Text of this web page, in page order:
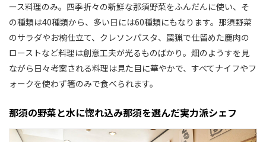
ース料理のみ。四季折々の新鮮な那須野菜をふんだんに使い、そ
の種類は40種類から、多い日には60種類にもなります。那須野菜
のサラダやお椀仕立て、クレソンパスタ、罠猟で仕留めた鹿肉の
ローストなど料理は創意工夫が光るものばかり。畑のようすを見
ながら日々考案される料理は見た目に華やかで、すべてナイフやフ
ォークを使わず箸のみで食べられます。
那須の野菜と水に惚れ込み那須を選んだ実力派シェフ